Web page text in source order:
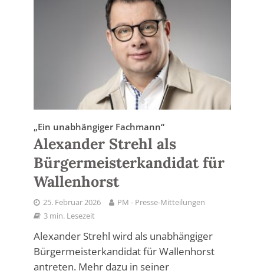
„Ein unabhängiger Fachmann“
Alexander Strehl als
Bürgermeisterkandidat für
Wallenhorst
25. Februar 2026
PM - Presse-Mitteilungen
3 min. Lesezeit
Alexander Strehl wird als unabhängiger
Bürgermeisterkandidat für Wallenhorst
antreten. Mehr dazu in seiner